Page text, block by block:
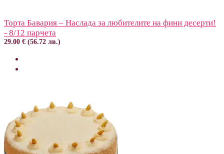
Торта Бавария – Наслада за любителите на фини десерти!
- 8/12 парчета
29.00 € (56.72 лв.)